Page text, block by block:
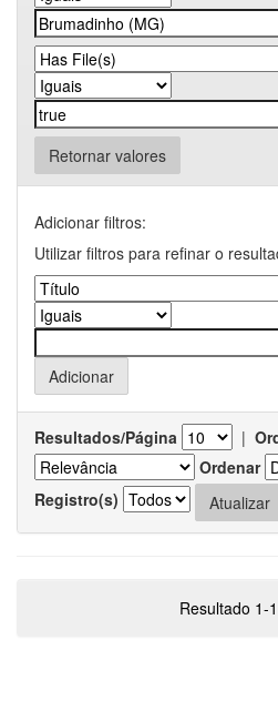
Retornar valores
Adicionar filtros:
Utilizar filtros para refinar o
Resultados/Página |
Ordenar
Registro(s)
Resultado 1-